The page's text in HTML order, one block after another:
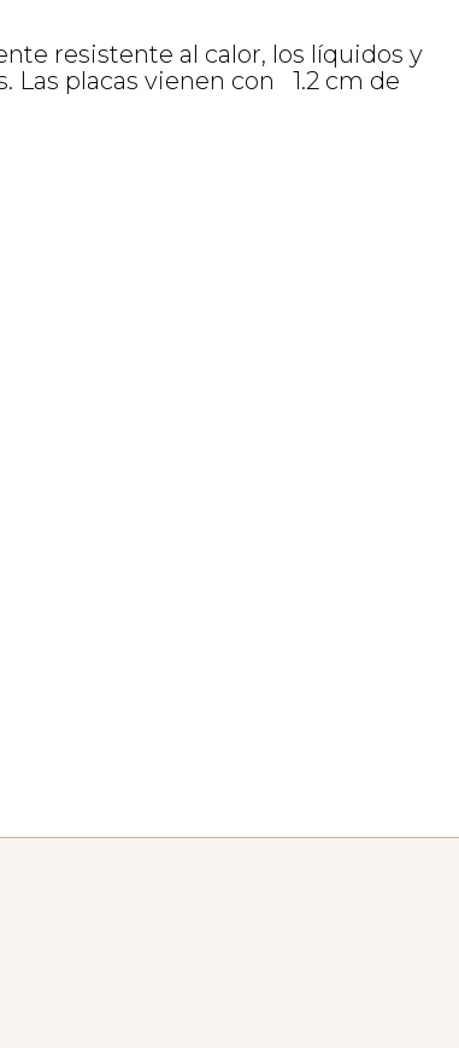
resistente al calor, los líquidos y
Las placas vienen con 1.2 cm de